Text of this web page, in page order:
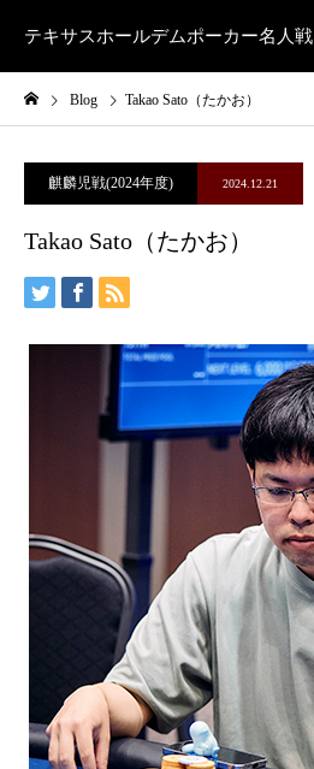
テキサスホールデムポーカー名人戦
Blog Takao Sato（たかお）
麒麟児戦(2024年度) 2024.12.21
Takao Sato（たかお）